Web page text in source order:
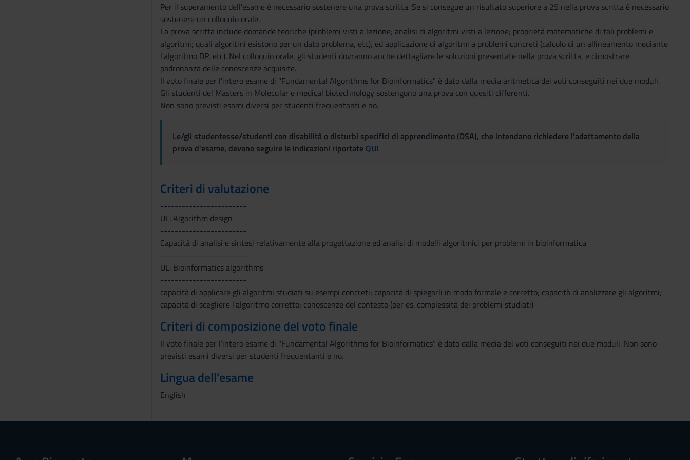
Per il superamento dell'esame è necessario sostenere una prova scritta. Se si consegue un risultato superiore a 25 nella prova scritta è necessario
sostenere un colloquio orale.
La prova scritta include domande teoriche (problemi visti a lezione; analisi di algoritmi visti a lezione; proprietà matematiche di tali problemi e
algoritmi; quali algoritmi esistono per un dato problema, etc), ed applicazione di algoritmi a problemi concreti (calcolo di un allineamento mediante
l'algoritmo DP, etc). Nel colloquio orale, gli studenti dovranno anche dettagliare le soluzioni presentate nella prova scritta, e dimostrare
padronanza delle conoscenze acquisite.
Il voto finale per l'intero esame di "Fundamental Algorithms for Bioinformatics" è dato dalla media aritmetica dei voti conseguiti nei due moduli.
Gli studenti del Masters in Molecular e medical biotechnology sostengono una prova con quesiti differenti.
Non sono previsti esami diversi per studenti frequentanti e no.
Le/gli studentesse/studenti con disabilità o disturbi specifici di apprendimento (DSA), che intendano richiedere l'adattamento della
prova d'esame, devono seguire le indicazioni riportate QUI
Criteri di valutazione
------------------------
UL: Algorithm design
------------------------
Capacità di analisi e sintesi relativamente alla progettazione ed analisi di modelli algoritmici per problemi in bioinformatica
------------------------
UL: Bioinformatics algorithms
------------------------
capacità di applicare gli algoritmi studiati su esempi concreti; capacità di spiegarli in modo formale e corretto; capacità di analizzare gli algoritmi;
capacità di scegliere l'algoritmo corretto; conoscenze del contesto (per es. complessità dei problemi studiati)
Criteri di composizione del voto finale
Il voto finale per l'intero esame di "Fundamental Algorithms for Bioinformatics" è dato dalla media dei voti conseguiti nei due moduli. Non sono
previsti esami diversi per studenti frequentanti e no.
Lingua dell'esame
English